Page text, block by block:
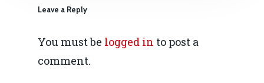
Leave a Reply
You must be logged in to post a
comment.